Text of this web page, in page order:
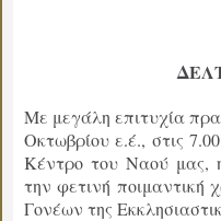
Με μεγάλη επιτυχία
Οκτωβρίου ε.έ., στις
Κέντρο του Ναού μας,
την φετινή ποιμαντική
Γονέων της